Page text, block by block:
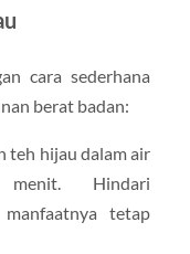
cara sederhana
berat badan:
teh hijau dalam air
Hindari
tetap